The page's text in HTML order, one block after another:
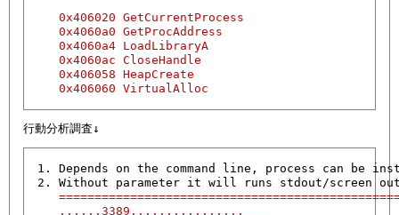
   0x406020 GetCurrentProcess
   0x4060a0 GetProcAddress
   0x4060a4 LoadLibraryA
   0x4060ac CloseHandle
   0x406058 HeapCreate
   0x406060 VirtualAlloc
1. Depends on the command line, process can be
   ......3389................